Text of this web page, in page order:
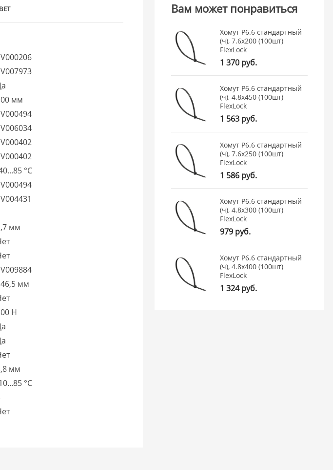
мм
°C
мм
мм
Н
мм
°C
Вам может понравиться
Хомут P6.6 стандартный
(ч), 7.6x200 (100шт)
FlexLock
1 370 руб.
Хомут P6.6 стандартный
(ч), 4.8x450 (100шт)
FlexLock
1 563 руб.
Хомут P6.6 стандартный
(ч), 7.6x250 (100шт)
FlexLock
1 586 руб.
Хомут P6.6 стандартный
(ч), 4.8x300 (100шт)
FlexLock
979 руб.
Хомут P6.6 стандартный
(ч), 4.8x400 (100шт)
FlexLock
1 324 руб.